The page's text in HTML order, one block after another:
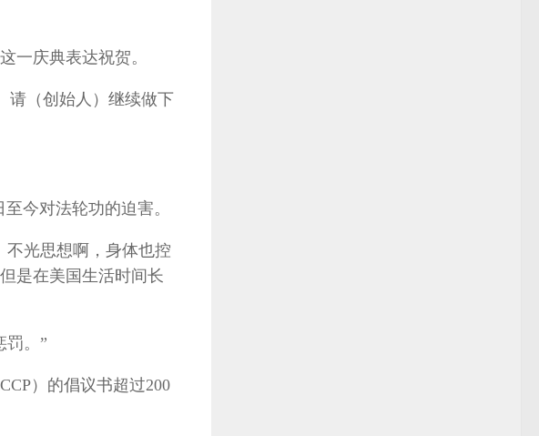
一庆典表达祝贺。
请（创始人）继续做下
今对法轮功的迫害。
不光思想啊，身体也控
是在美国生活时间长
罚。”
）的倡议书超过200